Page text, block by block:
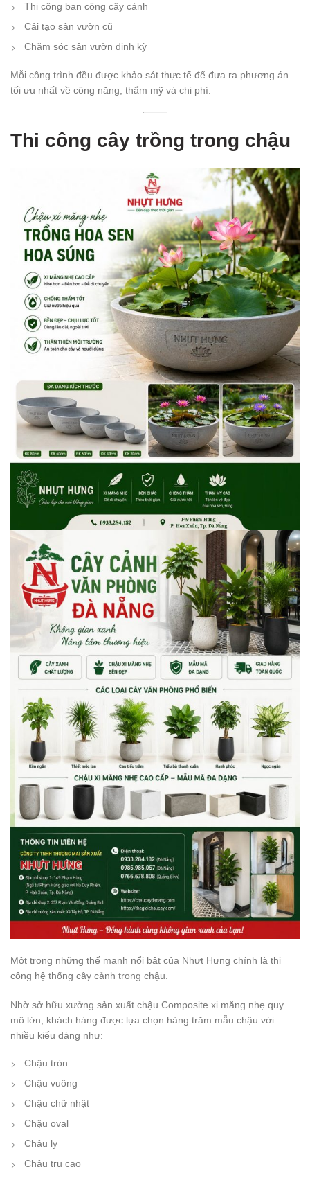
Thi công ban công cây cảnh
Cải tạo sân vườn cũ
Chăm sóc sân vườn định kỳ
Mỗi công trình đều được khảo sát thực tế để đưa ra phương án
tối ưu nhất về công năng, thẩm mỹ và chi phí.
Thi công cây trồng trong chậu
Một trong những thế mạnh nổi bật của Nhựt Hưng chính là thi
công hệ thống cây cảnh trong chậu.
Nhờ sở hữu xưởng sản xuất chậu Composite xi măng nhẹ quy
mô lớn, khách hàng được lựa chọn hàng trăm mẫu chậu với
nhiều kiểu dáng như:
Chậu tròn
Chậu vuông
Chậu chữ nhật
Chậu oval
Chậu ly
Chậu trụ cao